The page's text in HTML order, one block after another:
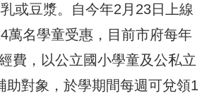
或豆漿。自今年2月23日上線
萬名學童受惠，目前市府每年
費，以公立國小學童及公私立
助對象，於學期間每週可兌領1